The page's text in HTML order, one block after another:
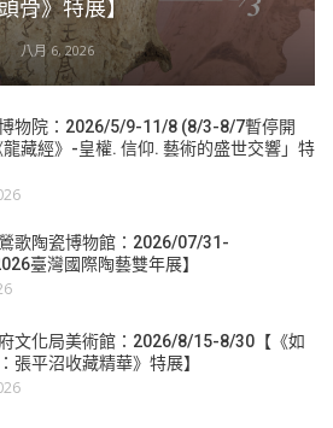
骨》特展】
八月 6, 2026
物院：2026/5/9-11/8 (8/3-8/7暫停開
藏經》-皇權. 信仰. 藝術的盛世交響」特
歌陶瓷博物館：2026/07/31-
臺灣國際陶藝雙年展】
文化局美術館：2026/8/15-8/30【《如
張平沼收藏精華》特展】